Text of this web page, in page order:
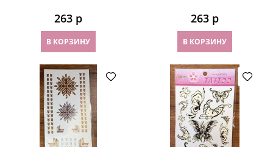
263 р
В КОРЗИНУ
263 р
В КОРЗИНУ